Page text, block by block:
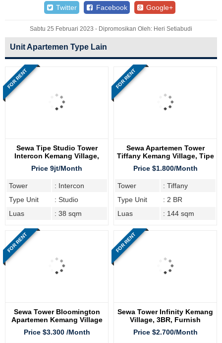
Twitter Facebook Google+
Sabtu 25 Februari 2023 - Dipromosikan Oleh: Heri Setiabudi
Unit Apartemen Type Lain
FOR RENT
Sewa Tipe Studio Tower
Intercon Kemang Village,
Price 9jt/Month
Tower
: Intercon
Type Unit
: Studio
Luas
: 38 sqm
FOR RENT
Sewa Apartemen Tower
Tiffany Kemang Village, Tipe
2 Bedroom
Price $1.800/Month
Tower
: Tiffany
Type Unit
: 2 BR
Luas
: 144 sqm
FOR RENT
Sewa Tower Bloomington
Apartemen Kemang Village
Jakarta Selatan, Type 4BR
Price $3.300 /Month
FOR RENT
Sewa Tower Infinity Kemang
Village, 3BR, Furnish
Lengkap
Price $2.700/Month